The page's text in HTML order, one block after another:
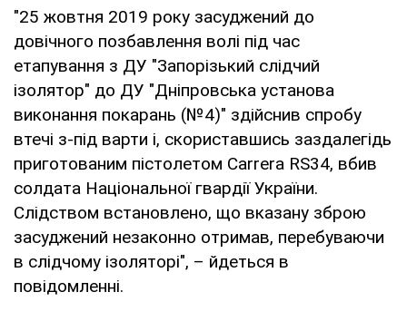
"25 жовтня 2019 року засуджений до
довічного позбавлення волі під час
етапування з ДУ "Запорізький слідчий
ізолятор" до ДУ "Дніпровська установа
виконання покарань (№4)" здійснив спробу
втечі з-під варти і, скориставшись заздалегідь
приготованим пістолетом Carrera RS34, вбив
солдата Національної гвардії України.
Слідством встановлено, що вказану зброю
засуджений незаконно отримав, перебуваючи
в слідчому ізоляторі", – йдеться в
повідомленні.